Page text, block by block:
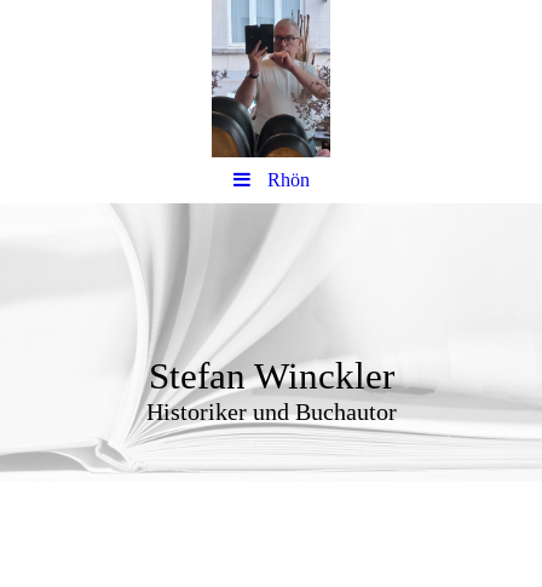
Rhön
Stefan Winckler
Historiker und Buchautor